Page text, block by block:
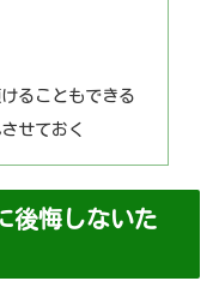
ることもできる
せておく
後悔しないた